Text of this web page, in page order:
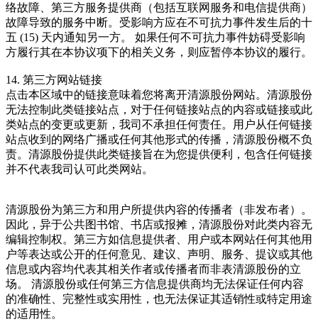
络故障、第三方服务提供商（包括互联网服务和电信提供商）
故障导致的服务中断。受影响方应在不可抗力事件发生后的十
五 (15) 天内通知另一方。 如果任何不可抗力事件妨碍受影响
方履行其在本协议项下的相关义务，则应暂停本协议的履行。
14. 第三方网站链接
点击本区域中的链接意味着您将离开清源股份网站。清源股份
无法控制此类链接站点，对于任何链接站点的内容或链接或此
类站点的变更或更新，我司不承担任何责任。用户从任何链接
站点收到的网络广播或任何其他形式的传播，清源股份概不负
责。清源股份提供此类链接旨在为您提供便利，包含任何链接
并不代表我司认可此类网站。
清源股份为第三方和用户所提供内容的传播者（非发布者）。
因此，异于公共图书馆、书店或报摊，清源股份对此类内容无
编辑控制权。第三方如信息提供者、用户或本网站任何其他用
户等表达或公开的任何意见、建议、声明、服务、提议或其他
信息或内容均代表其相关作者或传播者而非表清源股份的立
场。 清源股份或任何第三方信息提供商均无法保证任何内容
的准确性、完整性或实用性，也无法保证其适销性或特定用途
的适用性。